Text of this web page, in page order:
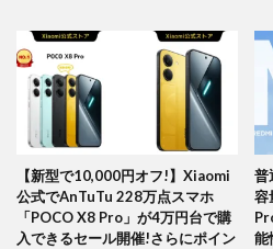
【新型で10,000円オフ!】Xiaomi
公式でAnTuTu 228万点スマホ
「POCO X8 Pro」が4万円台で購
入できるセール開催!さらにポイン
普
容
能